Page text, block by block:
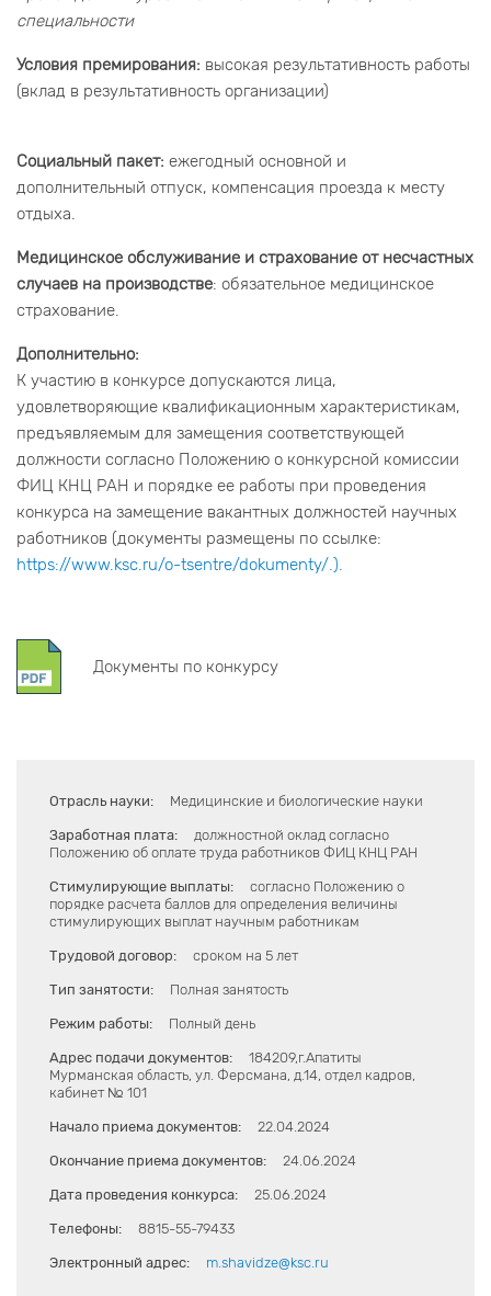
специальности
Условия премирования: высокая результативность работы
(вклад в результативность организации)
Социальный пакет: ежегодный основной и
дополнительный отпуск, компенсация проезда к месту
отдыха.
Медицинское обслуживание и страхование от несчастных
случаев на производстве: обязательное медицинское
страхование.
Дополнительно:
К участию в конкурсе допускаются лица,
удовлетворяющие квалификационным характеристикам,
предъявляемым для замещения соответствующей
должности согласно Положению о конкурсной комиссии
ФИЦ КНЦ РАН и порядке ее работы при проведения
конкурса на замещение вакантных должностей научных
работников (документы размещены по ссылке:
https://www.ksc.ru/o-tsentre/dokumenty/.).
Документы по конкурсу
Отрасль науки: Медицинские и биологические науки
Заработная плата:
должностной оклад согласно
Положению об оплате труда работников ФИЦ КНЦ РАН
Стимулирующие выплаты:
согласно Положению о
порядке расчета баллов для определения величины
стимулирующих выплат научным работникам
Трудовой договор: сроком на 5 лет
Тип занятости: Полная занятость
Режим работы: Полный день
Адрес подачи документов:
184209,г.Апатиты
Мурманская область, ул. Ферсмана, д.14, отдел кадров,
кабинет № 101
Начало приема документов: 22.04.2024
Окончание приема документов: 24.06.2024
Дата проведения конкурса: 25.06.2024
Телефоны: 8815-55-79433
Электронный адрес: m.shavidze@ksc.ru